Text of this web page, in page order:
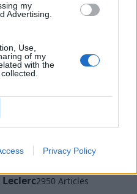
my
Advertising.
Use,
of my
with the
Privacy Policy
2950 Articles